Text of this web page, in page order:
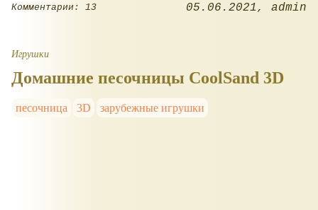
Комментарии: 13 05.06.2021 admin
Игрушки
Домашние песочницы CoolSand 3D
песочница 3D зарубежные игрушки